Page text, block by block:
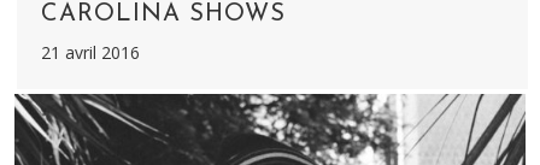
CAROLINA SHOWS
21 avril 2016